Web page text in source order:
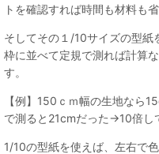
トを確認すれば時間も材料も
そしてその１/10サイズの型紙
枠に並べて定規で測れば計算
す。
【例】150ｃｍ幅の生地なら
で測ると21cmだった→10倍し
1/10の型紙を使えば、左右で